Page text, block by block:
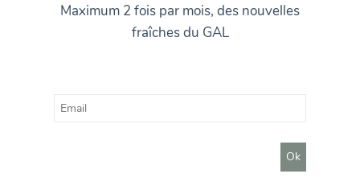
Maximum 2 fois par mois, des nouvelles
fraîches du GAL